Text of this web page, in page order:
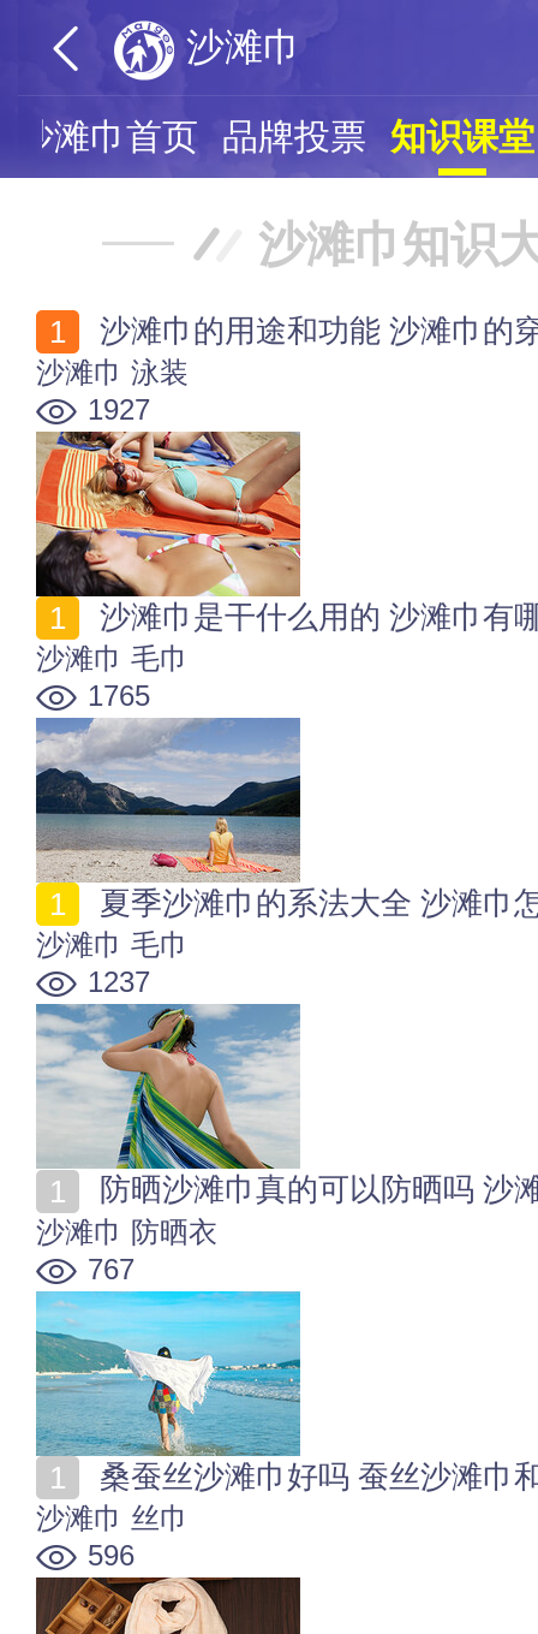
沙滩巾
沙滩巾首页 品牌投票 知识课堂
沙滩巾知识
沙滩巾的用途和功能 沙滩巾的
沙滩巾 泳装
1927
沙滩巾是干什么用的 沙滩巾有
沙滩巾 毛巾
1765
夏季沙滩巾的系法大全 沙滩巾
沙滩巾 毛巾
1237
防晒沙滩巾真的可以防晒吗 沙
沙滩巾 防晒衣
767
桑蚕丝沙滩巾好吗 蚕丝沙滩巾
沙滩巾 丝巾
596